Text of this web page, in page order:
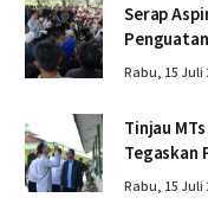
Serap
Rabu, 15 Juli
Tinjau
Tegaskan
Seluruh
Rabu, 15 Juli